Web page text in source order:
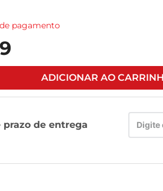
pagamento
ADICIONAR AO
prazo de entrega